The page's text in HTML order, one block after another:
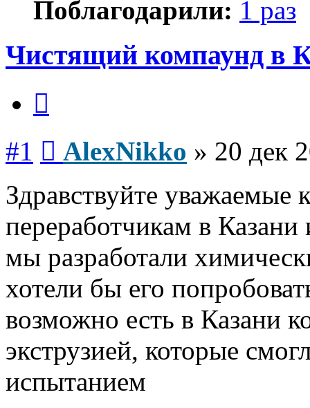
Поблагодарили: 1 раз
Чистящий компаунд в
#1 AlexNikko » 20 дек
Здравствуйте уважаемые
переработчикам в
мы разработали
хотели бы его
возможно есть в Казани
экструзией, которые
испытанием